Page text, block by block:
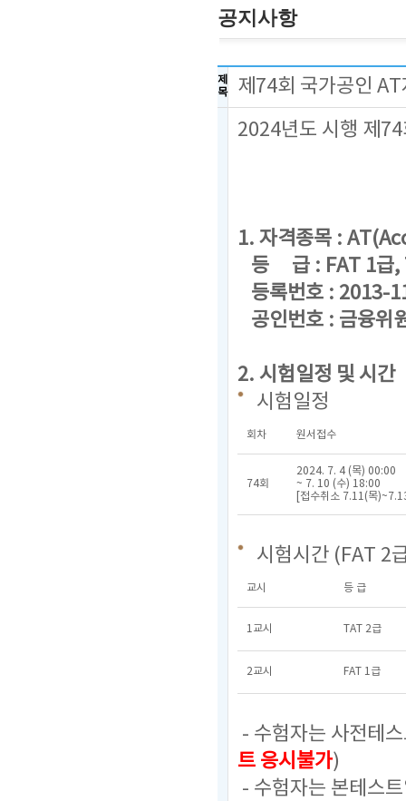
공지사항
제
목
제74회 국가공인
2024년도 시행 제
1. 자격종목 :
등 급 : FAT 1급,
등록번호 : 2013-
공인번호 : 금융위
2. 시험일정 및 시간
시험일정
회차 원서접수
74회
2024. 7. 4 (목) 00:00
~ 7. 10 (수) 18:00
[접수취소 7.11(목
시험시간 (FAT 2
교시 등 급
1교시 TAT 2급
2교시 FAT 1급
- 수험자는 사전테
트 응시불가)
- 수험자는 본테스